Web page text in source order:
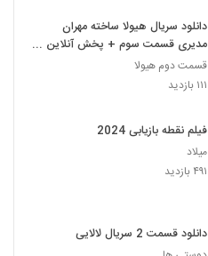
دانلود سریال هیولا ساخته مهران
مدیری قسمت سوم + پخش آنلاین
قسمت ها-- -
قسمت دوم هیولا
۱۱۱ بازدید
فیلم نقطه بازیابی 2024
میلاد
۴۹۱ بازدید
دانلود قسمت 2 سریال لالایی